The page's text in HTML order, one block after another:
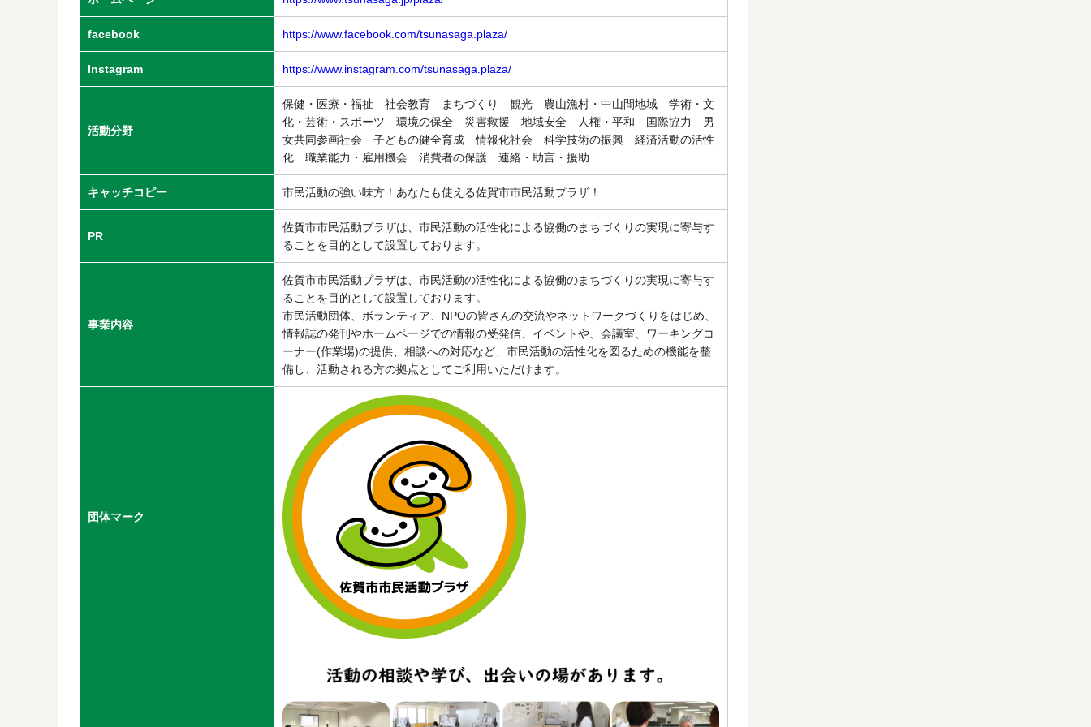
facebook https://www.facebook.com/tsunasaga.plaza/
Instagram https://www.instagram.com/tsunasaga.plaza/
活動分野
保健・医療・福祉 社会教育 まちづくり 観光 農山漁村・中山間地域 学術・文
化・芸術・スポーツ 環境の保全 災害救援 地域安全 人権・平和 国際協力 男
女共同参画社会 子どもの健全育成 情報化社会 科学技術の振興 経済活動の活性
化 職業能力・雇用機会 消費者の保護 連絡・助言・援助
キャッチコピー 市民活動の強い味方！あなたも使える佐賀市市民活動プラザ！
PR
佐賀市市民活動プラザは、市民活動の活性化による協働のまちづくりの実現に寄与す
ることを目的として設置しております。
事業内容
佐賀市市民活動プラザは、市民活動の活性化による協働のまちづくりの実現に寄与す
ることを目的として設置しております。
市民活動団体、ボランティア、NPOの皆さんの交流やネットワークづくりをはじめ、
情報誌の発刊やホームページでの情報の受発信、イベントや、会議室、ワーキングコ
ーナー(作業場)の提供、相談への対応など、市民活動の活性化を図るための機能を整
備し、活動される方の拠点としてご利用いただけます。
団体マーク